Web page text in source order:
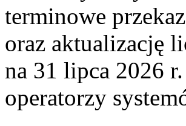
terminowe
oraz aktualizację
na 31 lipca 2026
operatorzy